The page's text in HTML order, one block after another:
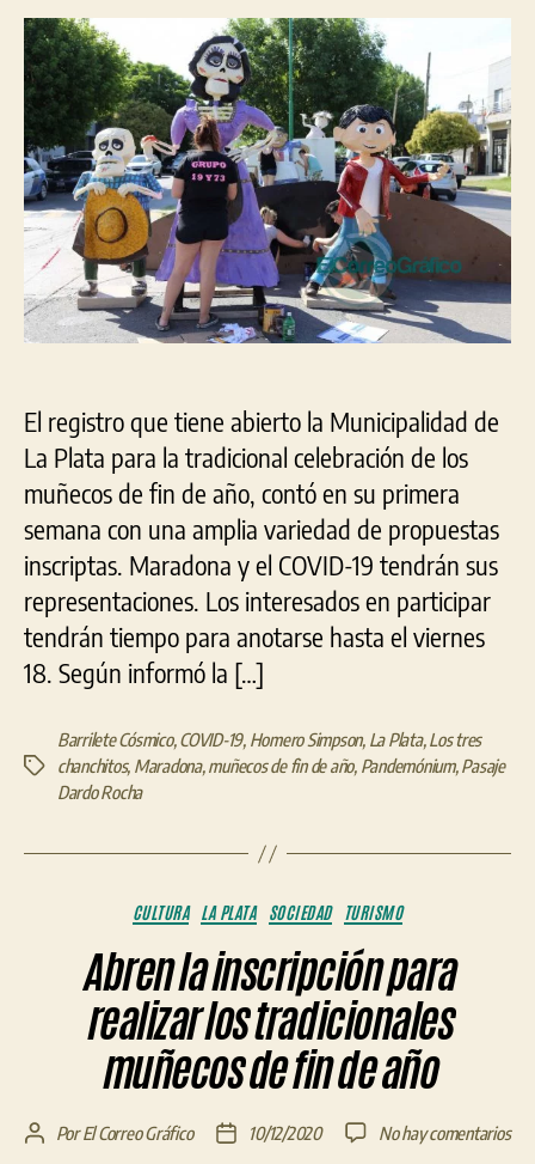
entrada
entrada
de
los
de
fin
año
El registro que tiene abierto la Municipalidad de
La Plata para la tradicional celebración de los
muñecos de fin de año, contó en su primera
semana con una amplia variedad de propuestas
inscriptas. Maradona y el COVID-19 tendrán sus
representaciones. Los interesados en participar
tendrán tiempo para anotarse hasta el viernes
18. Según informó la […]
Etiquetas
Barrilete Cósmico,COVID-19, Homero Simpson, La Plata,Los tres
chanchitos, Maradona,muñecos de fin de año, Pandemónium,Pasaje
Dardo Rocha
Categorías
CULTURA LA PLATA SOCIEDAD TURISMO
Abren la inscripción para
realizar los tradicionales
muñecos de fin de año
AutorPorEl Correo Gráfico
Fecha10/12/2020 No hay comentariosen